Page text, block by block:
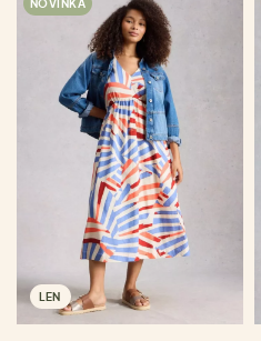
NOVINKA
LEN